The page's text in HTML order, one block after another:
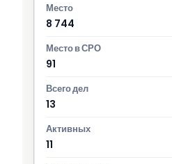
8 744
91
13
11